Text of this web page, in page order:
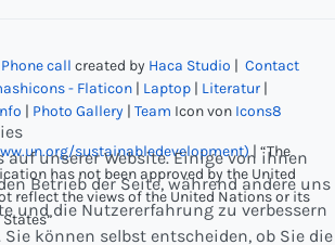
Phone call created by Haca Studio | Contact
- Flaticon | Laptop | Literatur |
| Photo Gallery | Team Icon von Icons8
sustainabledevelopment)| “The
has not been approved by the United
reflect the views of the United Nations or its
auf unserer Website. Einige von ihnen
Betrieb der Seite, während andere uns
und die Nutzererfahrung zu verbessern
Sie können selbst entscheiden, ob Sie die